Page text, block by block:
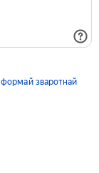
формай зваротнай